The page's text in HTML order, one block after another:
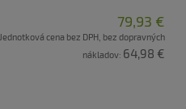
79,93 €
Jednotková cena bez DPH, bez dopravných
nákladov: 64,98 €